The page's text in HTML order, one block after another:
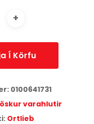
Í Körfu
0100641731
varahlutir
Ortlieb